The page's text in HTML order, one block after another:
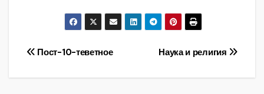
Навигация
по
Наука и религия
Пост-10-теветное